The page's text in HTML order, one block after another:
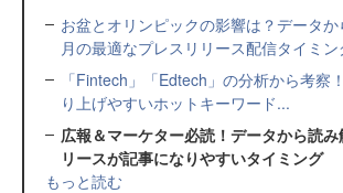
お盆とオリンピックの影響は？データ
月の最適なプレスリリース配信タイミン
「Fintech」「Edtech」の分析から考察
り上げやすいホットキーワード...
広報＆マーケター必読！データから読み
リースが記事になりやすいタイミング
もっと読む